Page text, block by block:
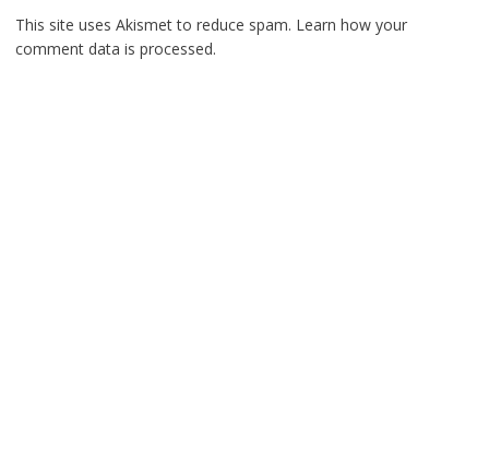
This site uses Akismet to reduce spam. Learn how your
comment data is processed.